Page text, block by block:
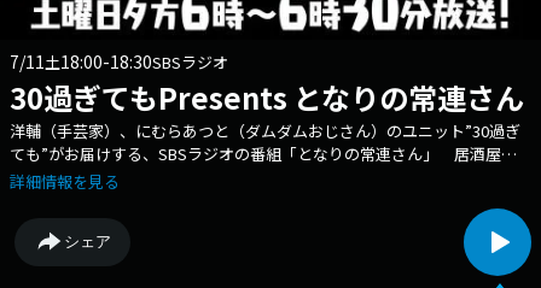
7/11土18:00-18:30SBSラジオ
30過ぎてもPresents となりの常連さん
洋輔（手芸家）、にむらあつと（ダムダムおじさん）のユニット”30過ぎ
ても”がお届けする、SBSラジオの番組「となりの常連さん」 居酒屋の
隣席の話に耳を傾けるそんな雰囲気で、お好きな飲み物を片手に！ お便
詳細情報を見る
シェア